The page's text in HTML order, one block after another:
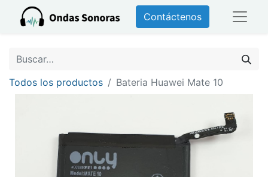
Contáctenos
Todos los productos Bateria Huawei Mate 10